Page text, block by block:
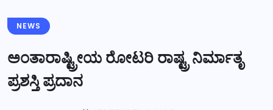
NEWS
ಅಂತಾರಾಷ್ಟ್ರೀಯ ರೋಟರಿ ರಾಷ್ಟ್ರ ನಿರ್ಮಾತೃ
ಪ್ರಶಸ್ತಿ ಪ್ರದಾನ